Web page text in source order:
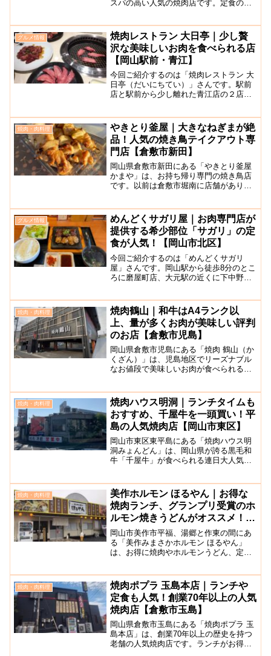
スパの高い人気の焼肉店です。定食のメ
約15台分あります。ソファー席や掘りご
たつテーブル席があ...
グルメ情報
焼肉レストラン 大日亭｜少し贅
沢な美味しいお肉を食べられる店
【岡山駅前・青江】
今回ご紹介するのは「焼肉レストラン 大
日亭（だいにちてい）」さんです。駅前
店と駅前から少し離れた青江店の２店舗
てはいかがでしょうか。駅前店は、西川
緑道公園沿いにあります...
焼肉・肉料理
やきとり釜屋｜大きなねぎまが絶
品！人気の焼き鳥テイクアウト専
門店【倉敷市新田】
岡山県倉敷市新田にある「やきとり釜屋
かまや」は、お持ち帰り専門の焼き鳥店
です。以前は倉敷市堀南に店舗がありま
類のみの販売です。窓口から注文するス
タイルで、お店の中で...
グルメ情報
めんどくサガリ屋｜お肉専門店が
提供する希少部位「サガリ」の定
食が人気！【岡山市北区】
今回ご紹介するのは「めんどくサガリ
屋」さんです。岡山駅から徒歩8分のとこ
ろに磨屋町店、大元駅の近くに下中野店
のお店です。特にホルモンがオススメで
す。めんどくサガリ屋のお...
焼肉・肉料理
焼肉鶴山｜和牛はA4ランク以
上、量が多くお肉が美味しい評判
のお店【倉敷市児島】
岡山県倉敷市児島にある「焼肉 鶴山（か
くざん）」は、児島地区でリーズナブル
なお値段で美味しいお肉が食べられると
しれませんが、提供される量が多いの
で、それを考慮するとコス...
焼肉・肉料理
焼肉ハウス明洞｜ランチタイムも
おすすめ、千屋牛を一頭買い！平
島の人気焼肉店【岡山市東区】
岡山市東区東平島にある「焼肉ハウス明
洞みょんどん」は、岡山県が誇る黒毛和
牛「千屋牛」が食べられる連日大人気の
べます。お店のこだわりは千屋牛を一頭
買い！新鮮でリーズナブルな...
焼肉・肉料理
美作ホルモン ほるやん｜お得な
焼肉ランチ、グランプリ受賞のホ
ルモン焼きうどんがオススメ！
【美作市平福】
岡山市美作市平福、湯郷と作東の間にあ
る「美作みまさかホルモン ほるやん」
は、お得に焼肉やホルモンうどん、定食
もんグランプリ2023」で見事グランプリ
を受賞したのがここの...
焼肉・肉料理
焼肉ポプラ 玉島本店｜ランチや
定食も人気！創業70年以上の人気
焼肉店【倉敷市玉島】
岡山県倉敷市玉島にある「焼肉ポプラ 玉
島本店」は、創業70年以上の歴史を持つ
老舗の人気焼肉店です。ランチがお得で